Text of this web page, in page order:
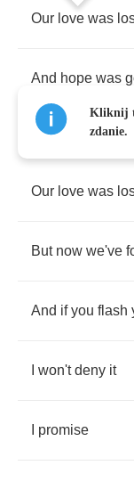
Our love was
And hope was
Our love was
But now we've
And if you flash
won't deny it
promise
Kliknij
zdanie.